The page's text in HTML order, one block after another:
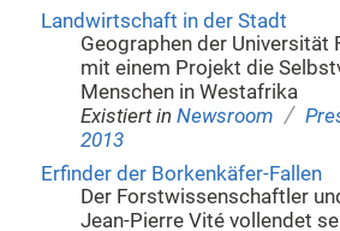
Landwirtschaft in der Stadt
Geographen der Universität
mit einem Projekt die
Menschen in Westafrika
Existiert in Newsroom /
2013
Erfinder der Borkenkäfer-Fallen
Der Forstwissenschaftler
Jean-Pierre Vité vollendet